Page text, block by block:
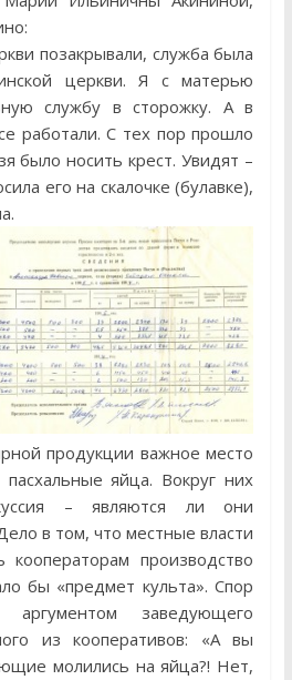
позакрывали, служба была
церкви. Я с матерью
службу в сторожку. А в
работали. С тех пор прошло
было носить крест. Увидят –
его на скалочке (булавке),
продукции важное место
яйца. Вокруг них
– являются ли они
в том, что местные власти
кооператорам производство
бы «предмет культа». Спор
заведующего
из кооперативов: «А вы
молились на яйца?! Нет,